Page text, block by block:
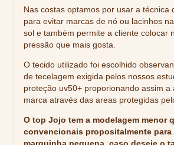
Nas costas optamos por usar a técnica
para evitar marcas de nó ou lacinhos
sol e também permite a cliente colocar
pressão que mais gosta.
O tecido utilizado foi escolhido
de tecelagem exigida pelos nossos
proteção uv50+ proporionando assim a
marca através das areas protegidas
O top Jojo tem a modelagem menor
convencionais propositalmente para